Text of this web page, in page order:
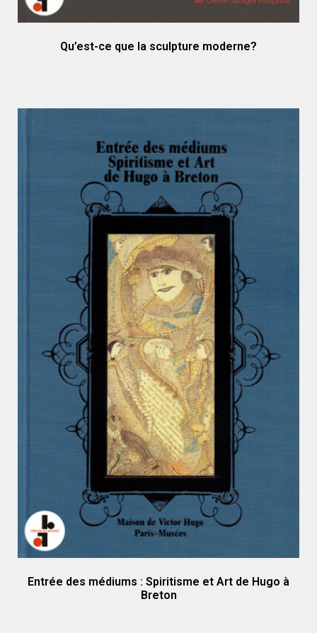
Qu’est-ce que la sculpture moderne?
Entrée des médiums : Spiritisme et Art de Hugo à
Breton